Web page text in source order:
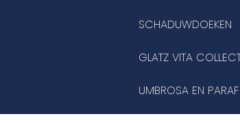
SCHADUWDOEKEN
GLATZ VITA
UMBROSA EN